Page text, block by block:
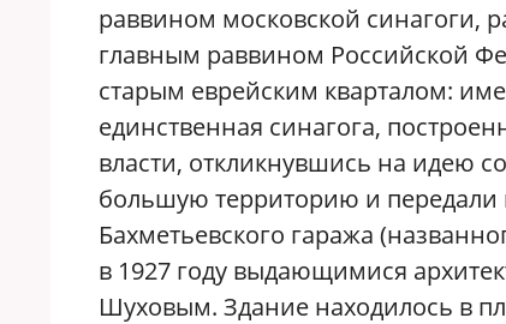
раввином московской синагоги,
главным раввином Российской
старым еврейским кварталом:
единственная синагога,
власти, откликнувшись на идею
большую территорию и передали
Бахметьевского гаража
в 1927 году выдающимися
Шуховым. Здание находилось в